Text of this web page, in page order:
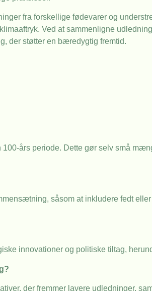
fra forskellige fødevarer og
Ved at sammenligne
der støtter en bæredygtig fremtid.
års periode. Dette gør selv små
såsom at inkludere fedt
innovationer og politiske tiltag,
der fremmer lavere udledninger,